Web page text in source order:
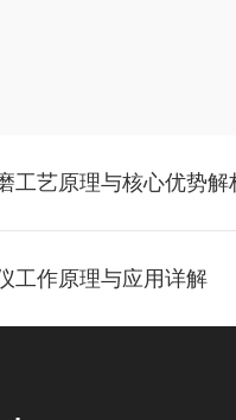
工艺原理与核心优势解
工作原理与应用详解